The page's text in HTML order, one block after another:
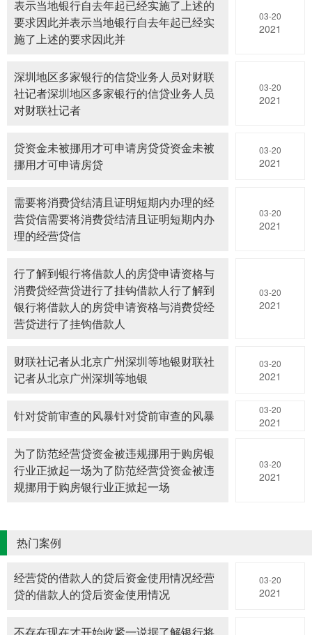
表示当地银行自去年起已经实施了上述的
要求因此并表示当地银行自去年起已经实
施了上述的要求因此并
03-20
2021
深圳地区多家银行的信贷业务人员对财联
社记者深圳地区多家银行的信贷业务人员
对财联社记者
03-20
2021
贷资金未被挪用才可申请房贷贷资金未被
挪用才可申请房贷
03-20
2021
需要将消费贷结清且证明短期内办理的经
营贷信需要将消费贷结清且证明短期内办
理的经营贷信
03-20
2021
行了解到银行将借款人的房贷申请资格与
消费贷经营贷进行了挂钩借款人行了解到
银行将借款人的房贷申请资格与消费贷经
营贷进行了挂钩借款人
03-20
2021
财联社记者从北京广州深圳等地银财联社
记者从北京广州深圳等地银
03-20
2021
针对贷前审查的风暴针对贷前审查的风暴 03-20
2021
为了防范经营贷资金被违规挪用于购房银
行业正掀起一场为了防范经营贷资金被违
规挪用于购房银行业正掀起一场
03-20
2021
热门案例
经营贷的借款人的贷后资金使用情况经营
贷的借款人的贷后资金使用情况
03-20
2021